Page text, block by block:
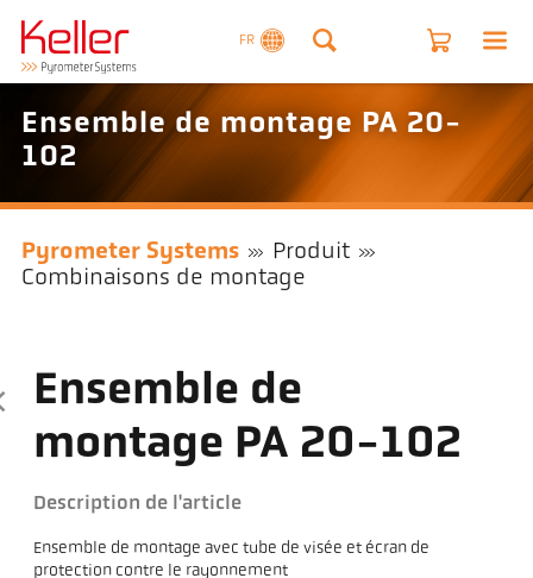
FR
Ensemble de montage PA 20-
102
Pyrometer Systems
Produit
Combinaisons de montage
Ensemble de
montage PA 20-102
Description de l'article
Ensemble de montage avec tube de visée et écran de
protection contre le rayonnement